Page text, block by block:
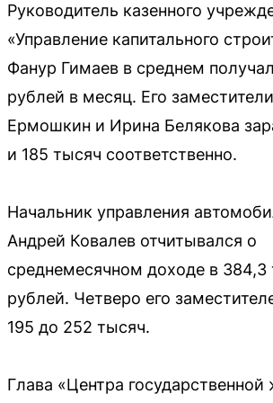
Руководитель казенного
«Управление капитального
Фанур Гимаев в среднем
рублей в месяц. Его
Ермошкин и Ирина Белякова
и 185 тысяч соответственно.
Начальник управления
Андрей Ковалев отчитывался о
среднемесячном доходе в 384,3
рублей. Четверо его
195 до 252 тысяч.
Глава «Центра